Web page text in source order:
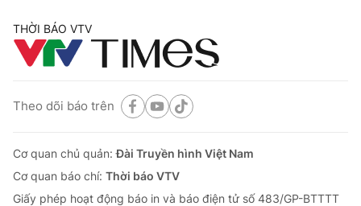
THỜI BÁO VTV
Theo dõi báo trên
Cơ quan chủ quản:Đài Truyền hình Việt Nam
Cơ quan báo chí: Thời báo VTV
Giấy phép hoạt động báo in và báo điện tử số 483/GP-BTTTT